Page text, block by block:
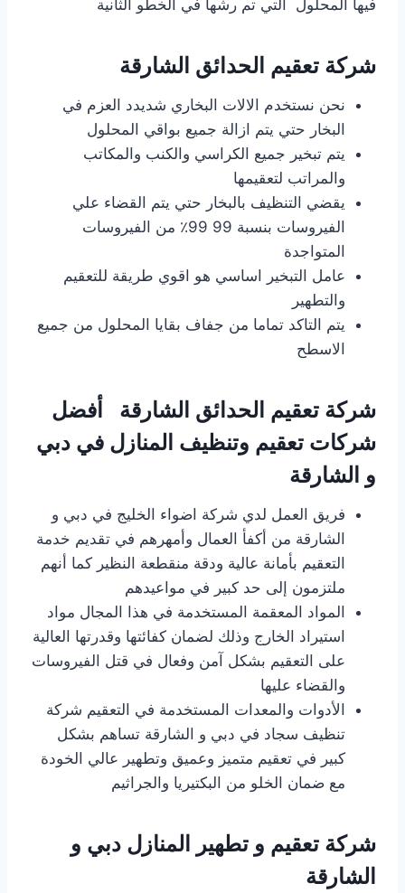
فيها المحلول التي تم رشها في الخطو الثانية
شركة تعقيم الحدائق الشارقة
نحن نستخدم الالات البخاري شديدد العزم في
البخار حتي يتم ازالة جميع بواقي المحلول
يتم تبخير جميع الكراسي والكنب والمكاتب
والمراتب لتعقيمها
يقضي التنظيف بالبخار حتي يتم القضاء علي
الفيروسات بنسبة 99 99٪ من الفيروسات
المتواجدة
عامل التبخير اساسي هو اقوي طريقة للتعقيم
والتطهير
يتم التاكد تماما من جفاف بقايا المحلول من جميع
الاسطح
شركة تعقيم الحدائق الشارقة أفضل
شركات تعقيم وتنظيف المنازل في دبي
و الشارقة
فريق العمل لدي شركة اضواء الخليج في دبي و
الشارقة من أكفأ العمال وأمهرهم في تقديم خدمة
التعقيم بأمانة عالية ودقة منقطعة النظير كما أنهم
ملتزمون إلى حد كبير في مواعيدهم
المواد المعقمة المستخدمة في هذا المجال مواد
استيراد الخارج وذلك لضمان كفائتها وقدرتها العالية
على التعقيم بشكل آمن وفعال في قتل الفيروسات
والقضاء عليها
الأدوات والمعدات المستخدمة في التعقيم شركة
تنظيف سجاد في دبي و الشارقة تساهم بشكل
كبير في تعقيم متميز وعميق وتطهير عالي الخودة
مع ضمان الخلو من البكتيريا والجراثيم
شركة تعقيم و تطهير المنازل دبي و
الشارقة